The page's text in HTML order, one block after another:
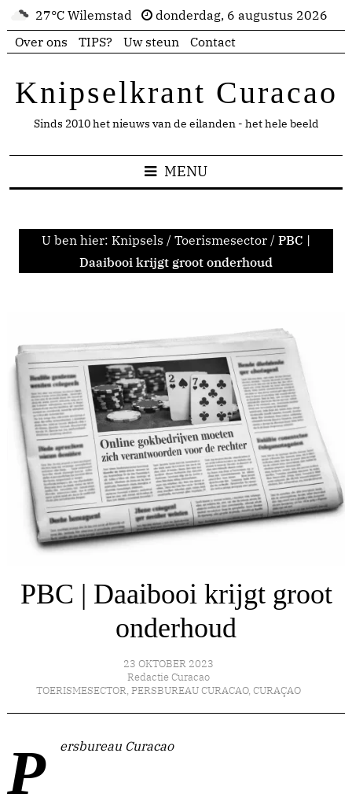
27°C Wilemstad
donderdag, 6 augustus 2026
Over ons
TIPS? Uw steun Contact
Knipselkrant Curacao
Sinds 2010 het nieuws van de eilanden - het hele beeld
MENU
U ben hier: Knipsels / Toerismesector / PBC |
Daaibooi krijgt groot onderhoud
PBC | Daaibooi krijgt groot
onderhoud
23 OKTOBER 2023
Redactie Curacao
TOERISMESECTOR, PERSBUREAU CURACAO, CURAÇAO
Persbureau Curacao